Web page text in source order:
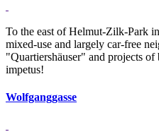
To the east of Helmut-Zilk-Park
mixed-use and largely car-free
"Quartiershäuser" and projects
impetus!
Wolfganggasse